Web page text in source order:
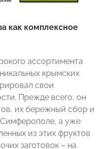
как комплексное
ассортимента
крымских
свои
Прежде всего, он
их бережный сбор и
а уже
из этих фруктов
заготовок – на